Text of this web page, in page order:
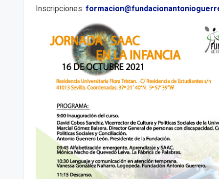
Inscripciones: